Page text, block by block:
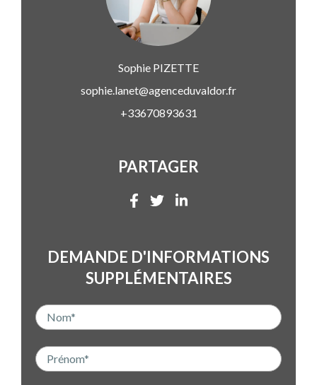
Sophie PIZETTE
sophie.lanet@agenceduvaldor.fr
+33670893631
PARTAGER
DEMANDE D'INFORMATIONS
SUPPLÉMENTAIRES